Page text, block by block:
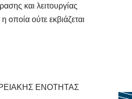
και λειτουργίας
ούτε εκβιάζεται
ΕΝΟΤΗΤΑΣ